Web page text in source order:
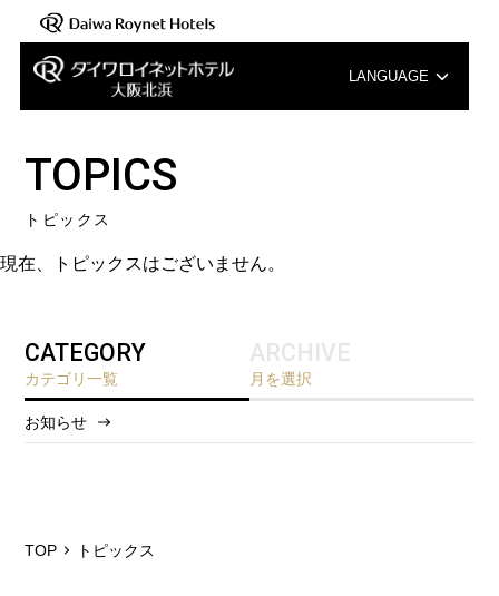
LANGUAGE
TOPICS
トピックス
現在、トピックスはございません。
CATEGORY
カテゴリ一覧
お知らせ
ARCHIVE
月を選択
2025/12
TOP トピックス